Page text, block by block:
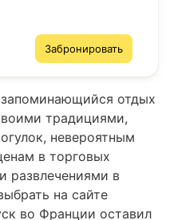
Забронировать
отдых
традициями,
невероятным
в торговых
развлечениями в
на сайте
во Франции оставил